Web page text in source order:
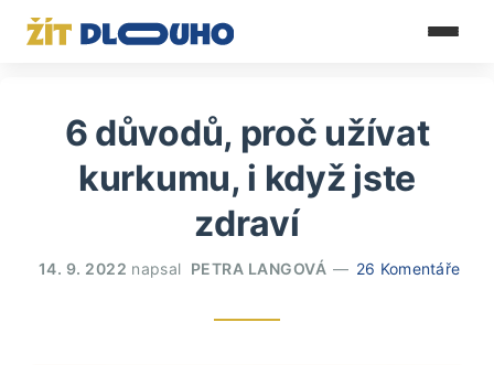
6 důvodů, proč užívat
kurkumu, i když jste
zdraví
14. 9. 2022 napsal PETRA LANGOVÁ 26 Komentáře